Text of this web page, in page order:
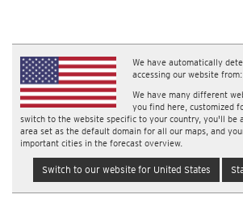
We have automatically
accessing our website from:
We have many different
you find here, customized
switch to the website specific to your country, you'll be
area set as the default domain for all our maps, and
important cities in the forecast overview.
Switch to our website for United States